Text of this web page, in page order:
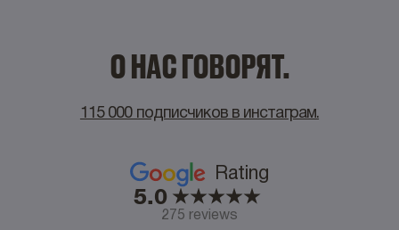
О НАС ГОВОРЯТ.
115 000 подписчиков в инстаграм.
Rating
5.0
275 reviews